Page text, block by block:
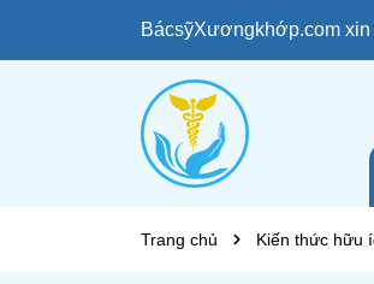
BácsỹXươngkhớp.com
Trang chủ Kiến thức hữu